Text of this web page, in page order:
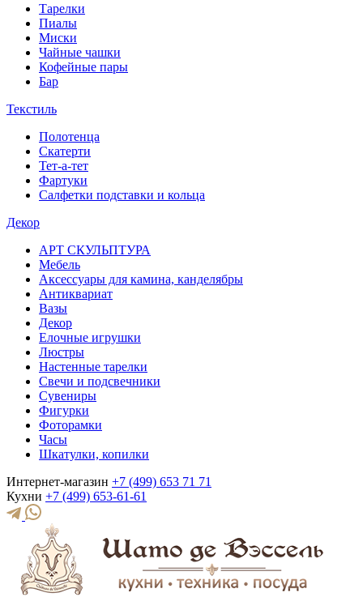
Тарелки
Пиалы
Миски
Чайные чашки
Кофейные пары
Бар
Текстиль
Полотенца
Скатерти
Тет-а-тет
Фартуки
Салфетки подставки и кольца
Декор
АРТ СКУЛЬПТУРА
Мебель
Аксессуары для камина, канделябры
Антиквариат
Вазы
Декор
Елочные игрушки
Люстры
Настенные тарелки
Свечи и подсвечники
Сувениры
Фигурки
Фоторамки
Часы
Шкатулки, копилки
Интернет-магазин +7 (499) 653 71 71
Кухни +7 (499) 653-61-61